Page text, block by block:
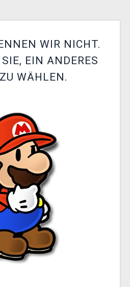
WIR NICHT.
EIN ANDERES
WÄHLEN.